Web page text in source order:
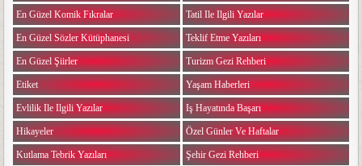
En Güzel Komik Fıkralar
En Güzel Sözler Kütüphanesi
En Güzel Şiirler
Etiket
Evlilik Ile Ilgili Yazılar
Hikayeler
Kutlama Tebrik Yazıları
Tatil Ile Ilgili Yazılar
Teklif Etme Yazıları
Turizm Gezi Rehberi
Yaşam Haberleri
Iş Hayatında Başarı
Özel Günler Ve Haftalar
Şehir Gezi Rehberi